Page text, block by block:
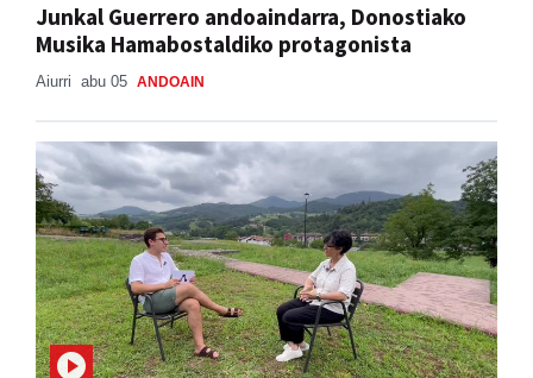
Junkal Guerrero andoaindarra, Donostiako
Musika Hamabostaldiko protagonista
Aiurri abu 05 ANDOAIN